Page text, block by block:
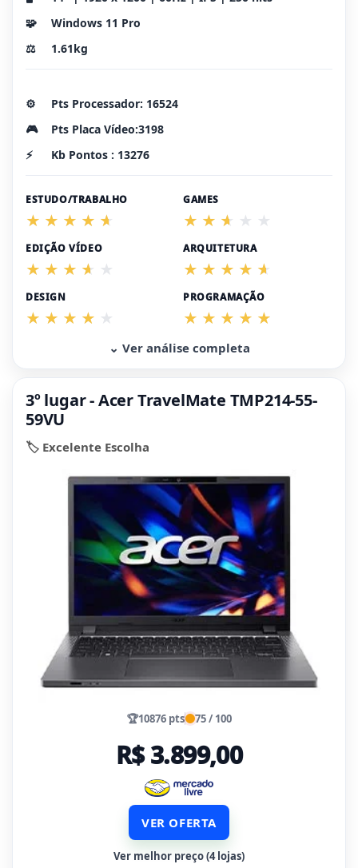
🧩
Windows 11 Pro
⚖️
1.61kg
⚙️
Pts Processador: 16524
🎮
Pts Placa Vídeo:3198
⚡
Kb Pontos : 13276
ESTUDO/TRABALHO GAMES
EDIÇÃO VÍDEO ARQUITETURA
DESIGN PROGRAMAÇÃO
⌄ Ver análise completa
3º lugar - Acer TravelMate TMP214-55-
59VU
🏷️ Excelente Escolha
🏆10876 pts 75 / 100
R$ 3.899,00
VER OFERTA
Ver melhor preço (4 lojas)